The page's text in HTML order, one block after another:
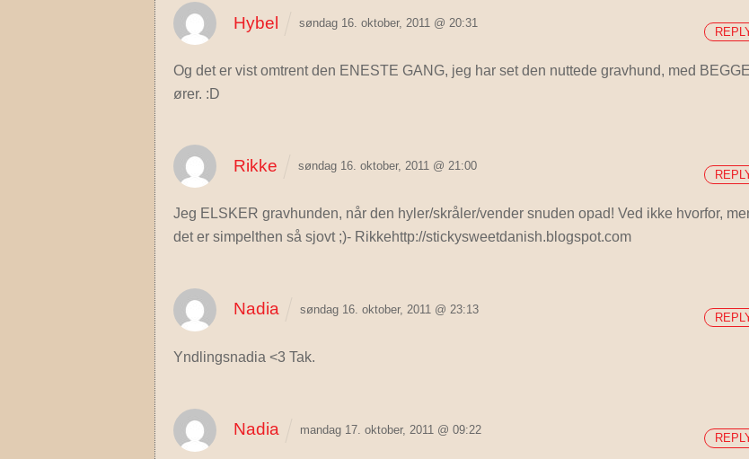
Hybel søndag 16. oktober, 2011 @ 20:31
Og det er vist omtrent den ENESTE GANG, jeg har set den nuttede gravhund, med BEGGE
ører. :D
Rikke søndag 16. oktober, 2011 @ 21:00
Jeg ELSKER gravhunden, når den hyler/skråler/vender snuden opad! Ved ikke hvorfor,
det er simpelthen så sjovt ;)- Rikkehttp://stickysweetdanish.blogspot.com
Nadia søndag 16. oktober, 2011 @ 23:13
Yndlingsnadia <3 Tak.
Nadia mandag 17. oktober, 2011 @ 09:22